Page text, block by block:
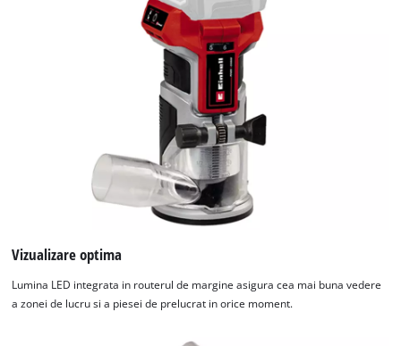
Vizualizare optima
Lumina LED integrata in routerul de margine asigura cea mai buna vedere
a zonei de lucru si a piesei de prelucrat in orice moment.